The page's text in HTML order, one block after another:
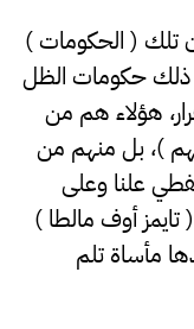
تلك ( الحكومات )
ذلك حكومات الظل
هؤلاء هم من
)، بل منهم من
علنا وعلى
أوف مالطا )
مأساة تلم